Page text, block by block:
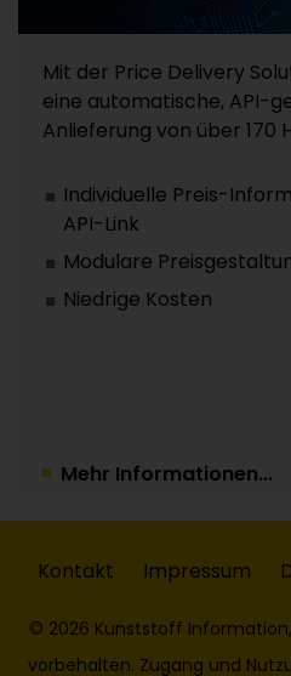
Mit der Price Delivery
eine automatische, API-
Anlieferung von über 170
Individuelle Preis-
API-Link
Modulare
Niedrige Kosten
Mehr Informationen...
Kontakt Impressum
© 2026 Kunststoff
vorbehalten. Zugang und